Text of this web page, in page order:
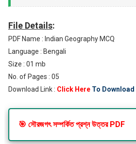
File Details:
PDF Name : Indian Geography MCQ
Language : Bengali
Size : 01 mb
No. of Pages : 05
Download Link : Click Here To Download
🎯 সৌরজগৎ সম্পর্কিত প্রশ্ন উত্তর PDF